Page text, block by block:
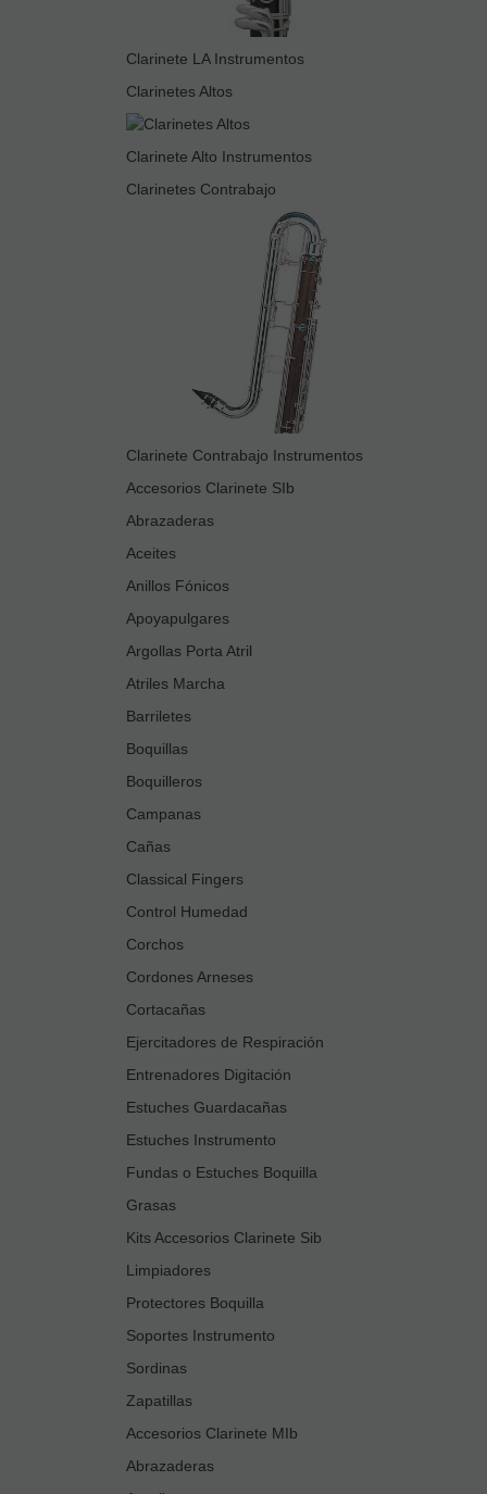
Clarinete LA Instrumentos
Clarinetes Altos
Clarinete Alto Instrumentos
Clarinetes Contrabajo
Clarinete Contrabajo Instrumentos
Accesorios Clarinete SIb
Abrazaderas
Aceites
Anillos Fónicos
Apoyapulgares
Argollas Porta Atril
Atriles Marcha
Barriletes
Boquillas
Boquilleros
Campanas
Cañas
Classical Fingers
Control Humedad
Corchos
Cordones Arneses
Cortacañas
Ejercitadores de Respiración
Entrenadores Digitación
Estuches Guardacañas
Estuches Instrumento
Fundas o Estuches Boquilla
Grasas
Kits Accesorios Clarinete Sib
Limpiadores
Protectores Boquilla
Soportes Instrumento
Sordinas
Zapatillas
Accesorios Clarinete MIb
Abrazaderas